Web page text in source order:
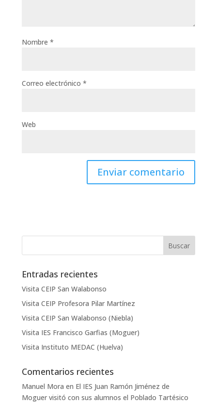
Nombre *
Correo electrónico *
Web
Entradas recientes
Visita CEIP San Walabonso
Visita CEIP Profesora Pilar Martínez
Visita CEIP San Walabonso (Niebla)
Visita IES Francisco Garfias (Moguer)
Visita Instituto MEDAC (Huelva)
Comentarios recientes
Manuel Mora en El IES Juan Ramón Jiménez de
Moguer visitó con sus alumnos el Poblado Tartésico